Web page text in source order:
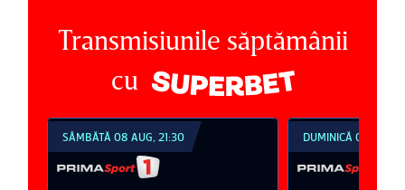
Transmisiunile săptămânii
cu
SÂMBĂTĂ 08 AUG, 21:30 DUMINICĂ 09 AUG,